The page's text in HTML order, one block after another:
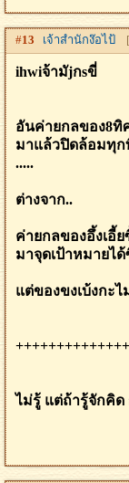
#13 เจ้าสํานักง๊อไป้ [
ihwiจ้ามัjกsขี่
อันค่ายกลของ8ทิ
มาแล้วปิดล้อมทุก
.....
ต่างจาก..
ค่ายกลของอึ้งเอี้
มาจุดเป้าหมายไ
แต่ของขงเบ้งกะ
ไม่รู้ แต่ถ้ารู้จักคิ